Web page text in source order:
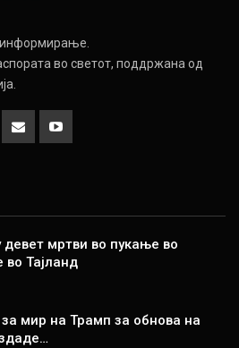
информирање.
во светот, поддржана од
девет мртви во пукање во
во Тајланд
мир на Трамп за обнова на